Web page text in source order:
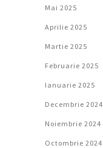
Mai 2025
Aprilie 2025
Martie 2025
Februarie 2025
Ianuarie 2025
Decembrie 2024
Noiembrie 2024
Octombrie 2024